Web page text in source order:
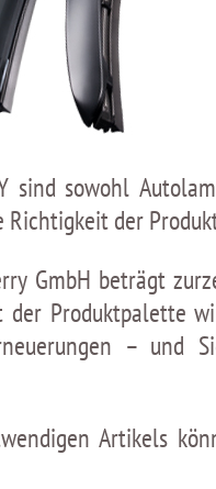
sind sowohl
Richtigkeit der
GmbH beträgt
Produktpalette
– und
Artikels